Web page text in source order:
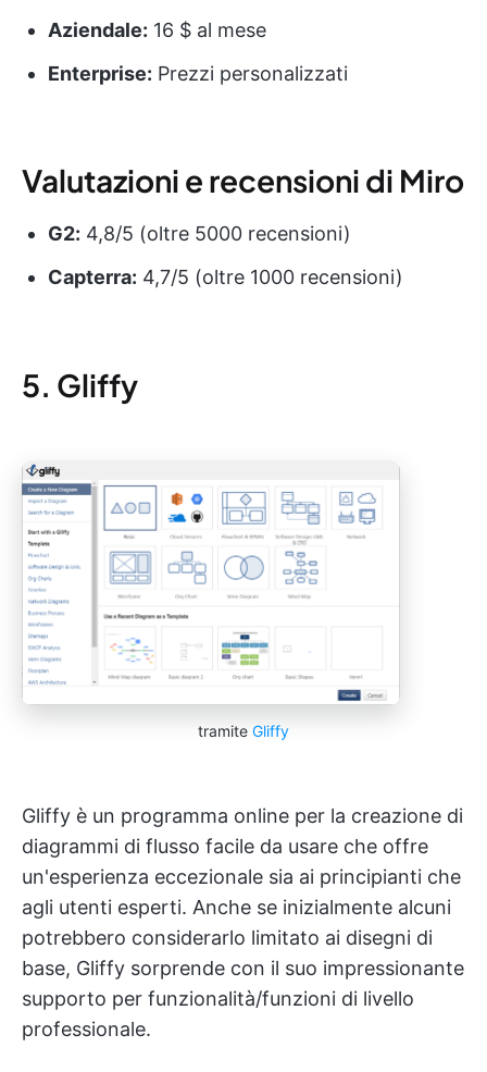
Aziendale: 16 $ al mese
Enterprise: Prezzi personalizzati
Valutazioni e recensioni di Miro
G2: 4,8/5 (oltre 5000 recensioni)
Capterra: 4,7/5 (oltre 1000 recensioni)
5. Gliffy
tramite Gliffy
Gliffy è un programma online per la creazione di
diagrammi di flusso facile da usare che offre
un'esperienza eccezionale sia ai principianti che
agli utenti esperti. Anche se inizialmente alcuni
potrebbero considerarlo limitato ai disegni di
base, Gliffy sorprende con il suo impressionante
supporto per funzionalità/funzioni di livello
professionale.